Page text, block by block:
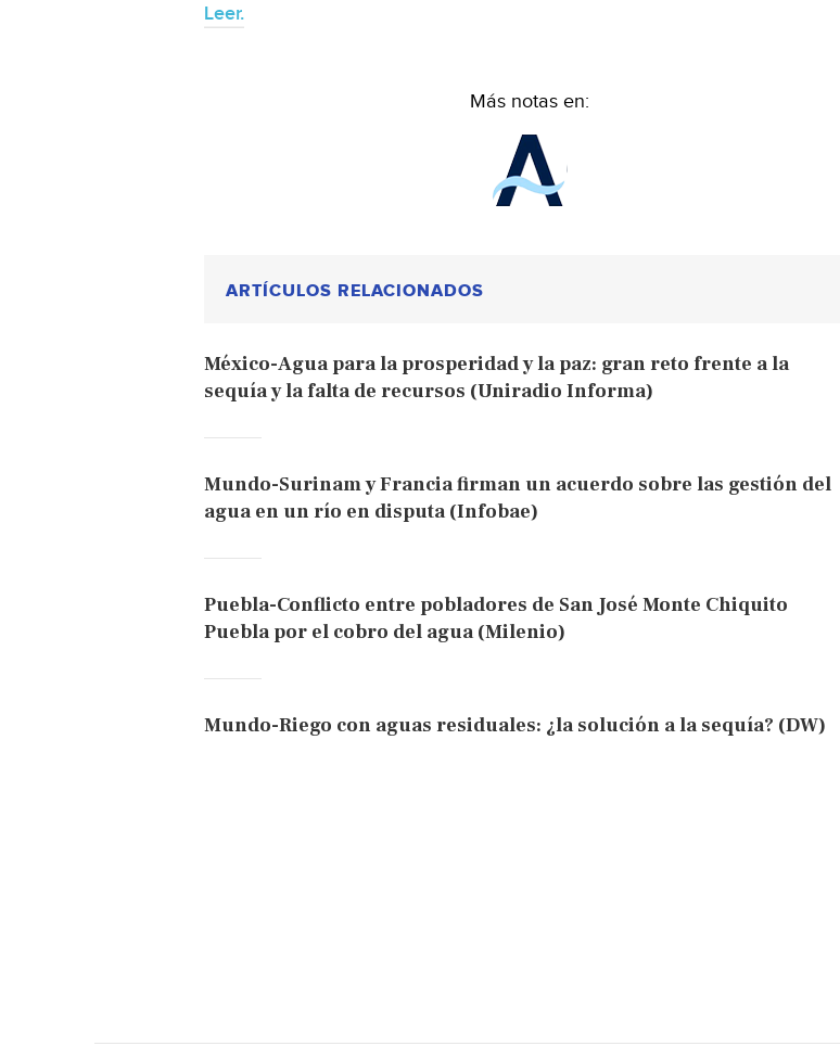
Leer.
Más notas en:
ARTÍCULOS RELACIONADOS
México-Agua para la prosperidad y la paz: gran reto frente a la
sequía y la falta de recursos (Uniradio Informa)
Mundo-Surinam y Francia firman un acuerdo sobre las gestión del
agua en un río en disputa (Infobae)
Puebla-Conflicto entre pobladores de San José Monte Chiquito
Puebla por el cobro del agua (Milenio)
Mundo-Riego con aguas residuales: ¿la solución a la sequía? (DW)